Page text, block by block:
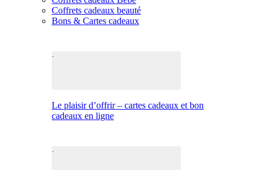
Coffrets cadeaux beauté
Bons & Cartes cadeaux
Le plaisir d’offrir – cartes cadeaux et bon
cadeaux en ligne